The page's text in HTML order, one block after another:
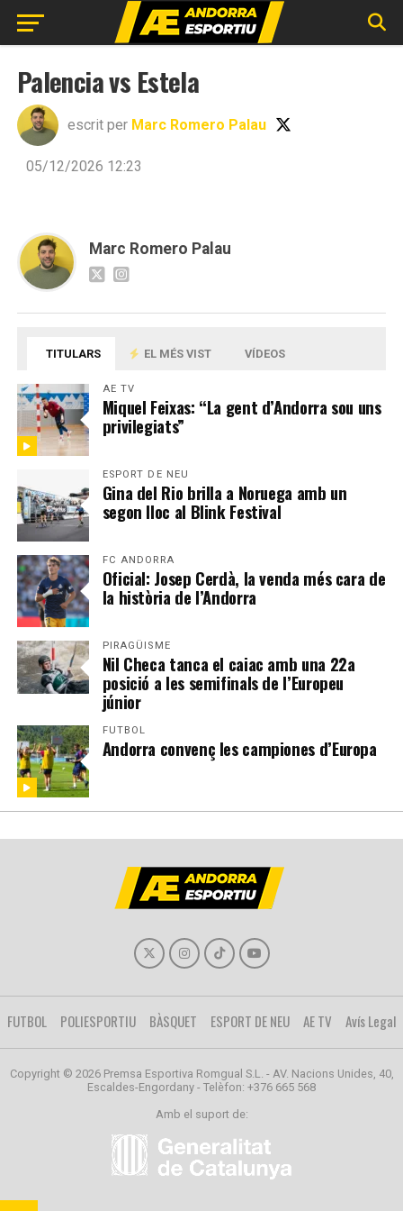
Palencia vs Estela
escrit per Marc Romero Palau
05/12/2026 12:23
Marc Romero Palau
TITULARS EL MÉS VIST VÍDEOS
AE TV
Miquel Feixas: “La gent d’Andorra sou uns
privilegiats”
ESPORT DE NEU
Gina del Rio brilla a Noruega amb un
segon lloc al Blink Festival
FC ANDORRA
Oficial: Josep Cerdà, la venda més cara de
la història de l’Andorra
PIRAGÜISME
Nil Checa tanca el caiac amb una 22a
posició a les semifinals de l’Europeu
júnior
FUTBOL
Andorra convenç les campiones d’Europa
FUTBOL POLIESPORTIU BÀSQUET ESPORT DE NEU AE TV Avís Legal
Copyright © 2026 Premsa Esportiva Romgual S.L. - AV. Nacions Unides, 40,
Escaldes-Engordany - Telèfon: +376 665 568
Amb el suport de: